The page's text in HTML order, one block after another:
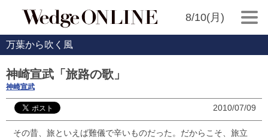
8/10(月)
万葉から吹く風
神崎宣武「旅路の歌」
神崎宣武
2010/07/09
その昔、旅といえば難儀で辛いものだった。だからこそ、旅立